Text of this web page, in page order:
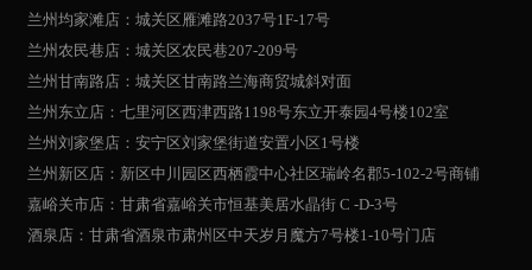
兰州均家滩店：城关区雁滩路2037号1F-17号
兰州农民巷店：城关区农民巷207-209号
兰州甘南路店：城关区甘南路兰海商贸城斜对面
兰州东立店：七里河区西津西路1198号东立开泰园4号楼102室
兰州刘家堡店：安宁区刘家堡街道安置小区1号楼
兰州新区店：新区中川园区西栖霞中心社区瑞岭名郡5-102-2号商铺
嘉峪关市店：甘肃省嘉峪关市恒基美居水晶街 C -D-3号
酒泉店：甘肃省酒泉市肃州区中天岁月魔方7号楼1-10号门店